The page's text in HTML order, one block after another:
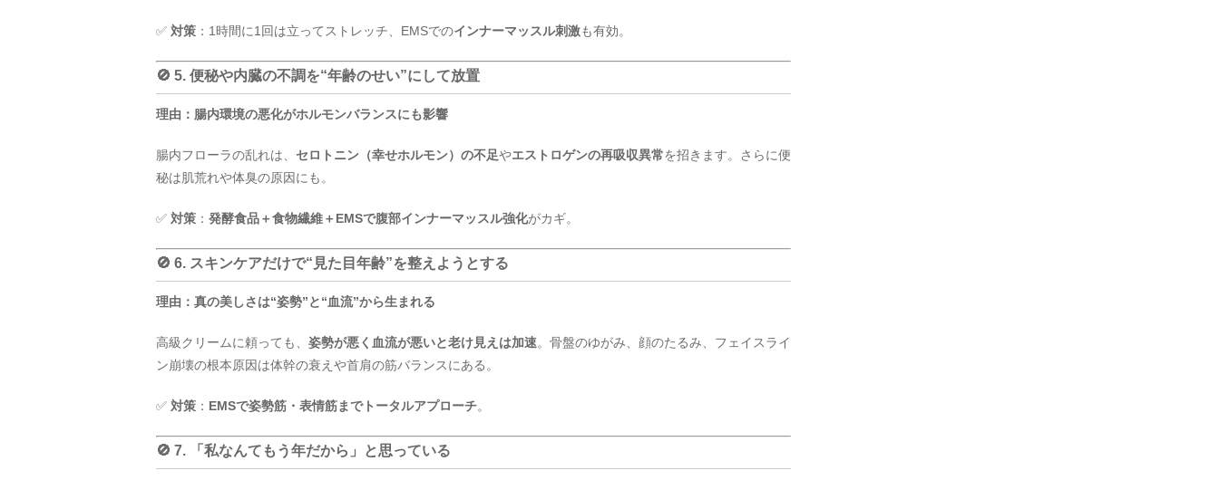
✅ 対策 ：1時間に1回は立ってストレッチ、EMSでのインナーマッスル刺激も有効。
🚫 5. 便秘や内臓の不調を“年齢のせい”にして放置
理由：腸内環境の悪化がホルモンバランスにも影響
腸内フローラの乱れは、 セロトニン（幸せホルモン）の不足やエストロゲンの再吸収異常を招きます。さらに便
秘は肌荒れや体臭の原因にも。
✅ 対策 ： 発酵食品＋食物繊維＋EMSで腹部インナーマッスル強化がカギ。
🚫 6. スキンケアだけで“見た目年齢”を整えようとする
理由：真の美しさは“姿勢”と“血流”から生まれる
高級クリームに頼っても、 姿勢が悪く血流が悪いと老け見えは加速。骨盤のゆがみ、顔のたるみ、フェイスライ
ン崩壊の根本原因は体幹の衰えや首肩の筋バランスにある。
✅ 対策 ： EMSで姿勢筋・表情筋までトータルアプローチ。
🚫 7. 「私なんてもう年だから」と思っている